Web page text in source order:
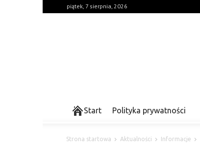
piątek, 7 sierpnia, 2026
Start Polityka prywatności
Strona startowa Aktualności Informacje